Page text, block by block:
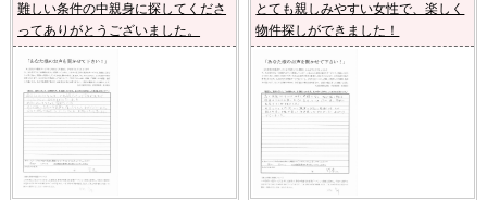
難しい条件の中親身に探してくださ
ってありがとうございました。
とても親しみやすい女性で、楽しく
物件探しができました！